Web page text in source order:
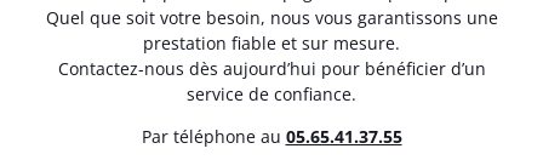
Quel que soit votre besoin, nous vous garantissons une
prestation fiable et sur mesure.
Contactez-nous dès aujourd’hui pour bénéficier d’un
service de confiance.
Par téléphone au 05.65.41.37.55